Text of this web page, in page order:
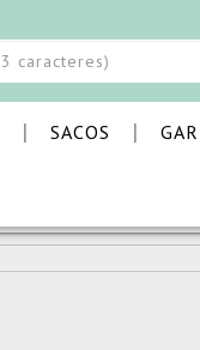
| SACOS |